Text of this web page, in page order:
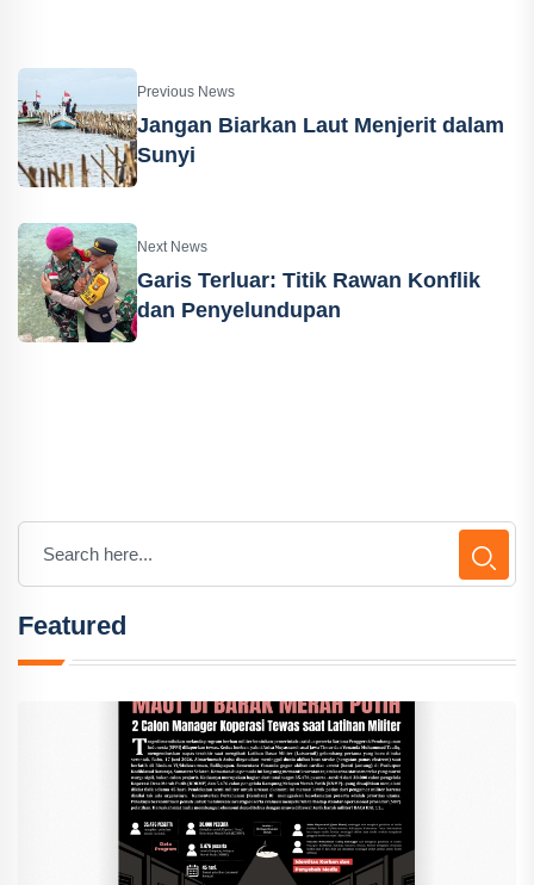
Previous News
Jangan Biarkan Laut Menjerit dalam
Sunyi
Next News
‎Garis Terluar: Titik Rawan Konflik
dan Penyelundupan
Featured